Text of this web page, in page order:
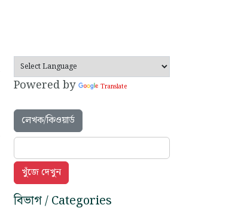
Powered by Translate
লেখক/কিওয়ার্ড
বিভাগ / Categories